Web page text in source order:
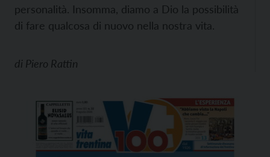
personalità. Insomma, diamo a Dio la possibilità
di fare qualcosa di nuovo nella nostra vita.
di Piero Rattin